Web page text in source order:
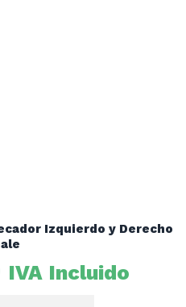
Izquierdo y Derecho
IVA Incluido